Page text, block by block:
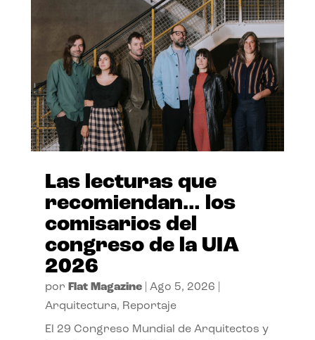
Las lecturas que
recomiendan… los
comisarios del
congreso de la UIA
2026
por Flat Magazine| Ago 5, 2026
Arquitectura, Reportaje
El 29 Congreso Mundial de Arquitectos y